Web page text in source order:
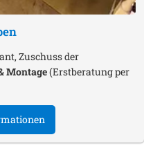
Zuschuss der
Montage(Erstberatung per